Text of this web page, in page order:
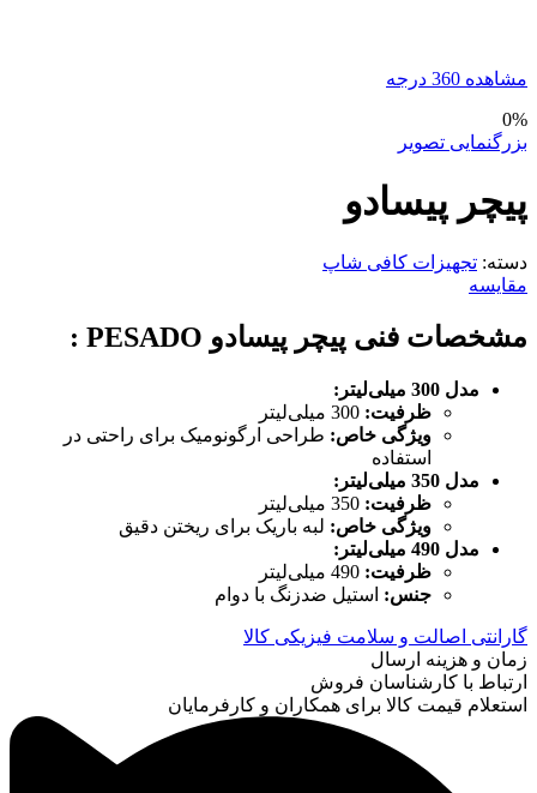
مشاهده 360 درجه
0%
بزرگنمایی تصویر
پیچر پیسادو
دسته: تجهیزات کافی شاپ
مقایسه
مشخصات فنی پیچر پیسادو PESADO :
مدل 300 میلی‌لیتر
:
ظرفیت:
ویژگی خاص: طراحی ارگونومیک برای راحتی در
استفاده
مدل 350 میلی‌لیتر
:
ظرفیت:
ویژگی خاص: لبه باریک برای ریختن دقیق
مدل 490 میلی‌لیتر
:
ظرفیت:
جنس: استیل ضدزنگ با دوام
گارانتی اصالت و سلامت فیزیکی کالا
زمان و هزینه ارسال
ارتباط با کارشناسان فروش
استعلام قیمت کالا برای همکاران و کارفرمایان